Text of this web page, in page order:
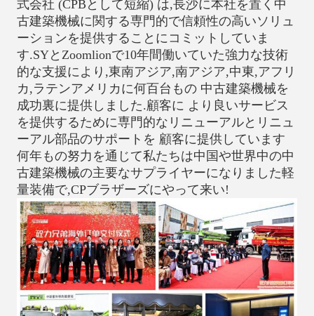
式会社 (CPBとして短縮) は,長沙に本社を置く中
古建築機械に関する専門的で信頼性の高いソリュ
ーションを提供することにコミットしていま
す.SYとZoomlionで10年間働いていた強力な技術
的な支援により,東南アジア,南アジア,中東,アフリ
カ,ラテンアメリカに何百台もの 中古建築機械を
成功裏に提供しました.顧客に より良いサービス
を提供するために専門的なリニューアルとリニュ
ーアル部品のサポートを 顧客に提供しています
何年もの努力を通じて私たちは中国や世界中の中
古建築機械の主要なサプライヤーになりました軽
量装備で,CPブラザーズにやって来い!